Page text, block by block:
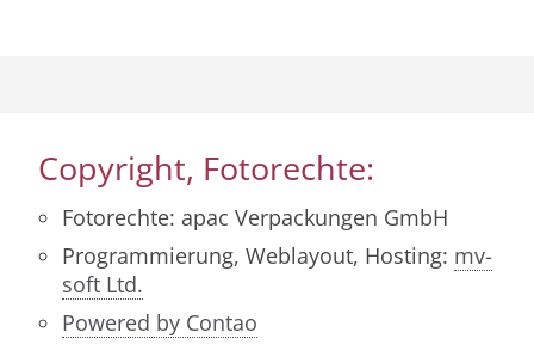
Copyright, Fotorechte:
Fotorechte: apac Verpackungen GmbH
Programmierung, Weblayout, Hosting: mv-
soft Ltd.
Powered by Contao